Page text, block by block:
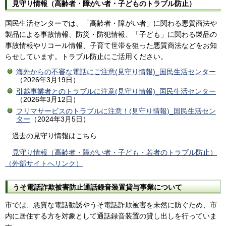
見守り情報（高齢者・障がい者・子どものトラブル防止）
国民生活センターでは、「高齢者・障がい者」に関わる悪質商法や
製品による事故情報、防災・防犯情報、「子ども」に関わる製品の
事故情報やリコール情報、子育て世帯を狙った悪質商法などをお知
らせしています。トラブル防止にご活用ください。
海外からの不審な電話にご注意(見守り情報)_国民生活センター
（2026年3月19日）
引越事業者とのトラブルに注意(見守り情報)_国民生活センター
（2026年3月12日）
フリマサービスのトラブルに注意！(見守り情報)_国民生活セン
ター （2024年3月5日）
過去の見守り情報はこちら
見守り情報（高齢者・障がい者・子ども・若者のトラブル防止）
（外部サイトへリンク）
うそ電話詐欺被害防止通話録音装置貸与事業について
市では、悪質な電話勧誘やうそ電話詐欺被害を未然に防ぐため、市
内に居住する方を対象として通話録音装置の貸し出しを行っていま